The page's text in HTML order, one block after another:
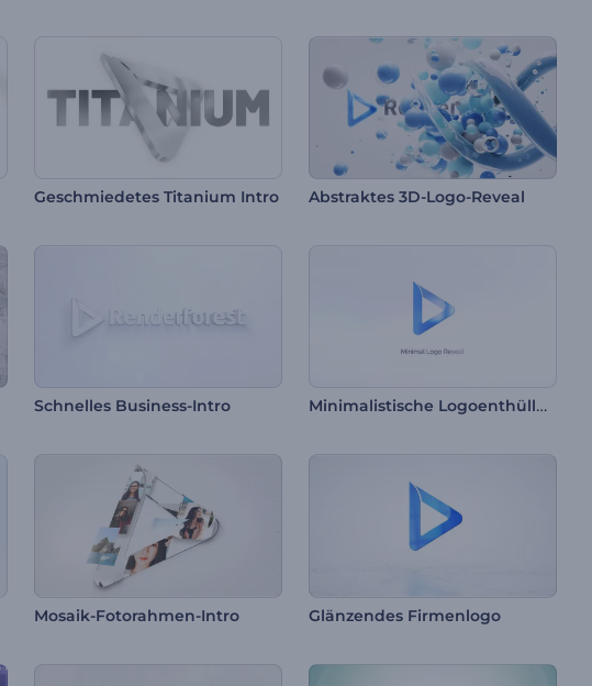
Geschmiedetes Titanium Intro Abstraktes 3D-Logo-Reveal
Schnelles Business-Intro Minimalistische Logoenthüllung
Mosaik-Fotorahmen-Intro Glänzendes Firmenlogo